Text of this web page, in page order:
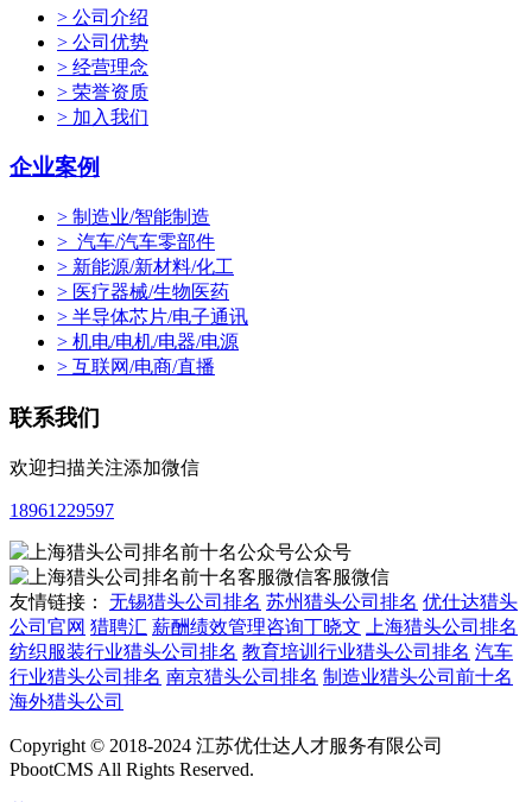
> 公司介绍
> 公司优势
> 经营理念
> 荣誉资质
> 加入我们
企业案例
> 制造业/智能制造
> 汽车/汽车零部件
> 新能源/新材料/化工
> 医疗器械/生物医药
> 半导体芯片/电子通讯
> 机电/电机/电器/电源
> 互联网/电商/直播
联系我们
欢迎扫描关注添加微信
18961229597
公众号
客服微信
友情链接： 无锡猎头公司排名 苏州猎头公司排名 优仕达猎头
公司官网 猎聘汇 薪酬绩效管理咨询丁晓文
上海猎头公司排名
纺织服装行业猎头公司排名 教育培训行业猎头公司排名 汽车
行业猎头公司排名 南京猎头公司排名 制造业猎头公司前十名
海外猎头公司
Copyright © 2018-2024 江苏优仕达人才服务有限公司
PbootCMS All Rights Reserved.